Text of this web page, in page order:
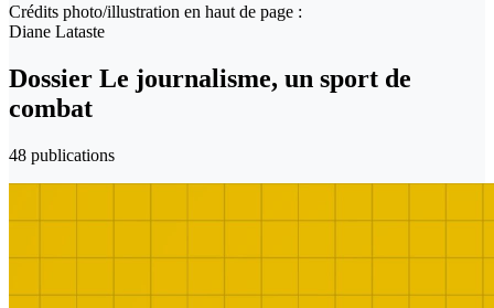
Crédits photo/illustration en haut de page :
Diane Lataste
Dossier Le journalisme, un sport de
combat
48 publications